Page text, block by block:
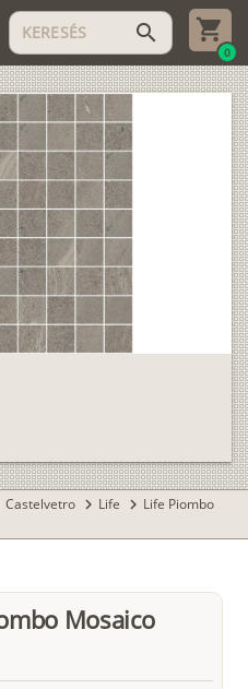
search
0
Castelvetro chevron_right Life chevron_right Life Piombo
Mosaico